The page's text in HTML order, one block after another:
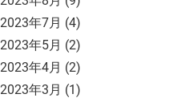
2023年7月 (4)
2023年5月 (2)
2023年4月 (2)
2023年3月 (1)